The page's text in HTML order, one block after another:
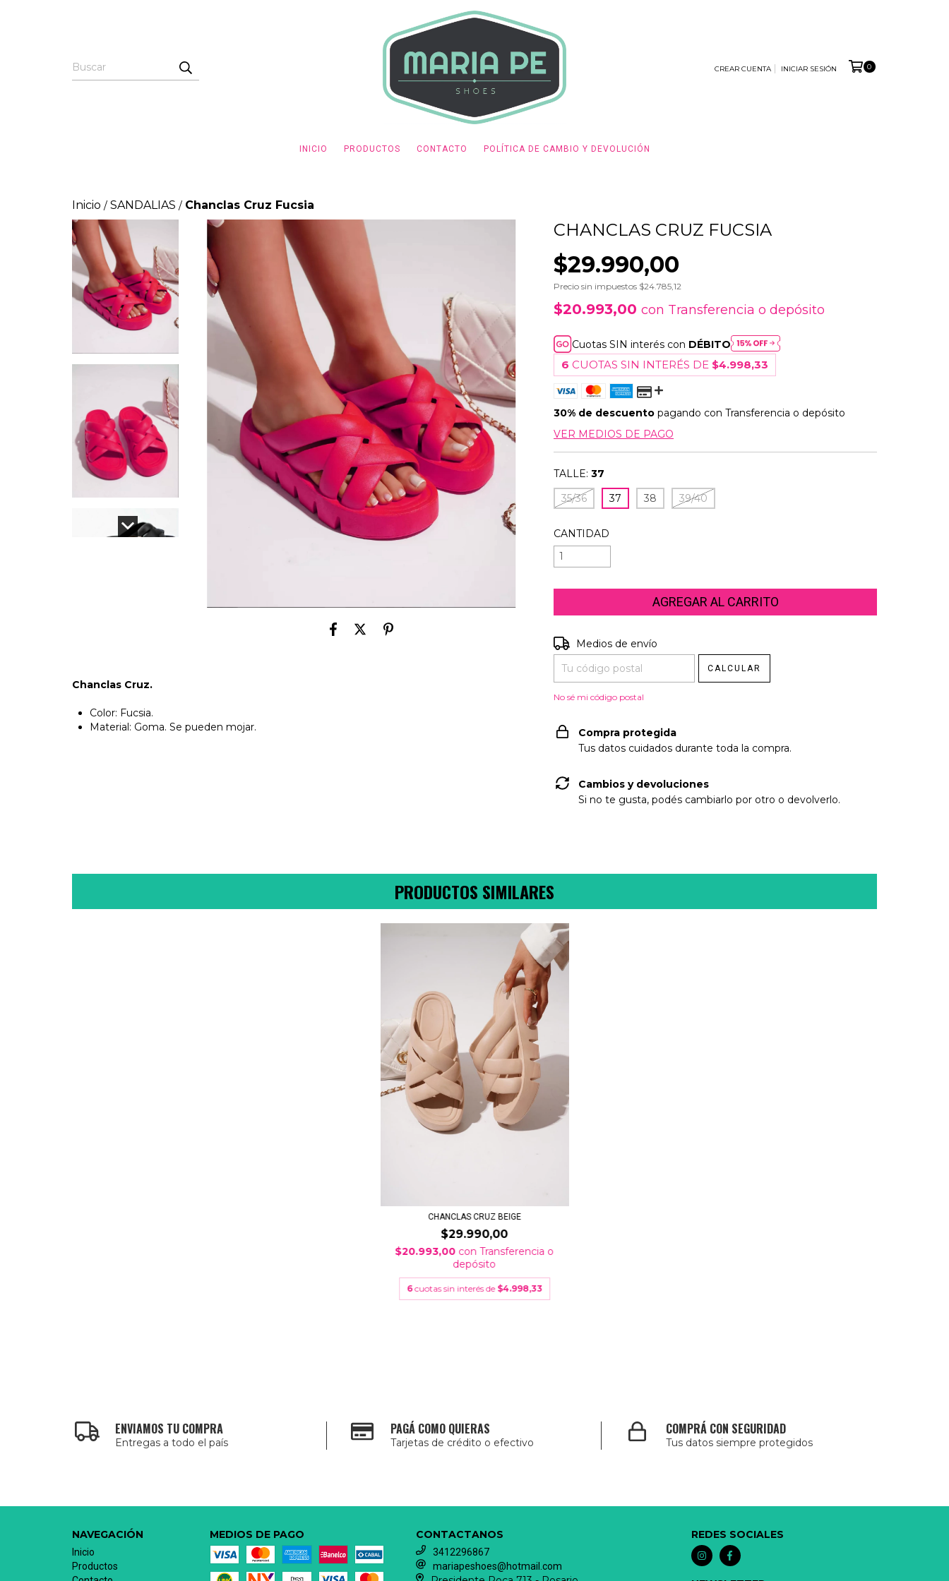
CREAR CUENTA INICIAR SESIÓN 0
INICIO PRODUCTOS CONTACTO POLÍTICA DE CAMBIO Y DEVOLUCIÓN
Inicio / SANDALIAS / Chanclas Cruz Fucsia
Chanclas Cruz.
Color: Fucsia.
Material: Goma. Se pueden mojar.
CHANCLAS CRUZ FUCSIA
$29.990,00
Precio sin impuestos $24.785,12
$20.993,00con Transferencia o depósito
Cuotas SIN interés con DÉBITO
6 CUOTAS SIN INTERÉS DE $4.998,33
30% de descuento pagando con Transferencia o depósito
VER MEDIOS DE PAGO
TALLE: 37
35/36
37 38 39/40
CANTIDAD
Entregas para el CP:
Medios de envío
CALCULAR
No sé mi código postal
Compra protegida
Tus datos cuidados durante toda la compra.
Cambios y devoluciones
Si no te gusta, podés cambiarlo por otro o devolverlo.
PRODUCTOS SIMILARES
CHANCLAS CRUZ BEIGE
$29.990,00
$20.993,00 con Transferencia o
depósito
6 cuotas sin interés de $4.998,33
ENVIAMOS TU COMPRA
Entregas a todo el país
PAGÁ COMO QUIERAS
Tarjetas de crédito o efectivo
COMPRÁ CON SEGURIDAD
Tus datos siempre protegidos
NAVEGACIÓN
Inicio
Productos
MEDIOS DE PAGO CONTACTANOS
3412296867
mariapeshoes@hotmail.com
REDES SOCIALES